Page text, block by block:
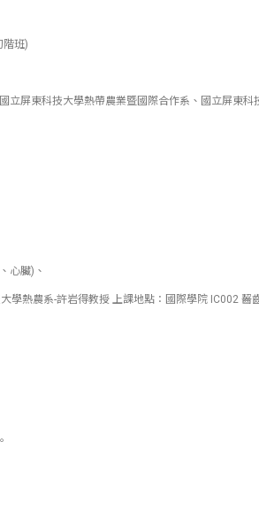
階班)
立屏東科技大學熱帶農業暨國際合作系、國立屏東科
心臟)、
學熱農系-許岩得教授 上課地點：國際學院 IC002 齧